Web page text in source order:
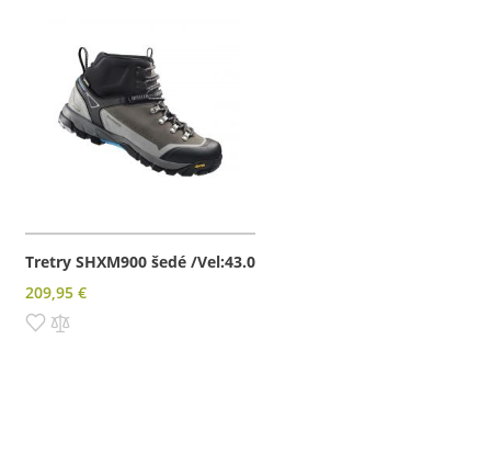
Tretry SHXM900 šedé /Vel:43.0
209,95 €
Pridať do zoznamu prianí